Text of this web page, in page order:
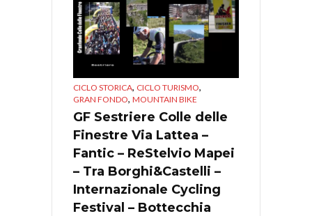
CICLO STORICA, CICLO TURISMO,
GRAN FONDO, MOUNTAIN BIKE
GF Sestriere Colle delle
Finestre Via Lattea –
Fantic – ReStelvio Mapei
– Tra Borghi&Castelli –
Internazionale Cycling
Festival – Bottecchia